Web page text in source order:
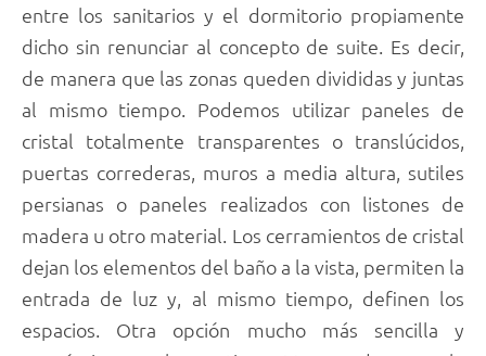
entre los sanitarios y el dormitorio propiamente
dicho sin renunciar al concepto de suite. Es decir,
de manera que las zonas queden divididas y juntas
al mismo tiempo. Podemos utilizar paneles de
cristal totalmente transparentes o translúcidos,
puertas correderas, muros a media altura, sutiles
persianas o paneles realizados con listones de
madera u otro material. Los cerramientos de cristal
dejan los elementos del baño a la vista, permiten la
entrada de luz y, al mismo tiempo, definen los
espacios. Otra opción mucho más sencilla y